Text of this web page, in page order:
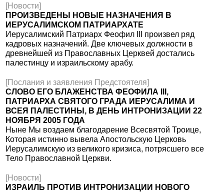
[Новости]
ПРОИЗВЕДЕНЫ НОВЫЕ НАЗНАЧЕНИЯ В
ИЕРУСАЛИМСКОМ ПАТРИАРХАТЕ
Иерусалимский Патриарх Феофил III произвел ряд
кадровых назначений. Две ключевых должности в
древнейшей из Православных Церквей достались
палестинцу и израильскому арабу.
[Послания и заявления Предстоятеля]
СЛОВО ЕГО БЛАЖЕНСТВА ФЕОФИЛА III,
ПАТРИАРХА СВЯТОГО ГРАДА ИЕРУСАЛИМА И
ВСЕЯ ПАЛЕСТИНЫ, В ДЕНЬ ИНТРОНИЗАЦИИ 22
НОЯБРЯ 2005 ГОДА
Ныне Мы воздаем благодарение Всесвятой Троице,
Которая истинно вывела Апостольскую Церковь
Иерусалимскую из великого кризиса, потрясшего все
Тело Православной Церкви.
[Новости]
ИЗРАИЛЬ ПРОТИВ ИНТРОНИЗАЦИИ НОВОГО